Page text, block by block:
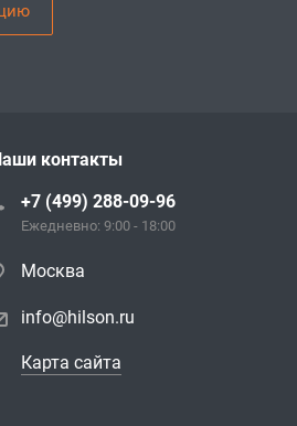
контакты
+7 (499) 288-09-96
Ежедневно: 9:00 - 18:00
Москва
info@hilson.ru
Карта сайта